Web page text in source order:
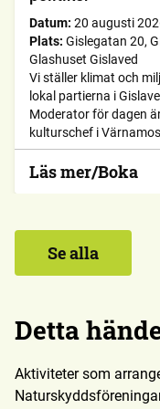
Datum: 20 augusti
Plats: Gislegatan 20,
Glashuset Gislaved
Vi ställer klimat och
lokal partierna i
Moderator för dagen
kulturschef i
Läs mer/Boka
Se alla
Detta
Aktiviteter som